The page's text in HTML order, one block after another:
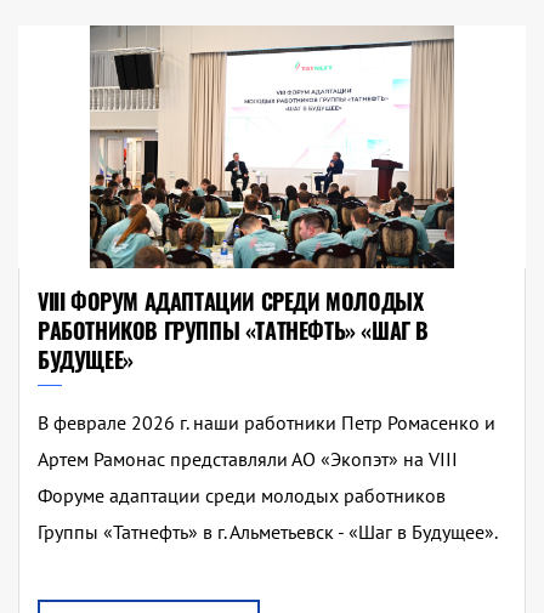
VIII ФОРУМ АДАПТАЦИИ СРЕДИ МОЛОДЫХ
РАБОТНИКОВ ГРУППЫ «ТАТНЕФТЬ» «ШАГ В
БУДУЩЕЕ»
В феврале 2026 г. наши работники Петр Ромасенко и
Артем Рамонас представляли АО «Экопэт» на VIII
Форуме адаптации среди молодых работников
Группы «Татнефть» в г. Альметьевск - «Шаг в Будущее».